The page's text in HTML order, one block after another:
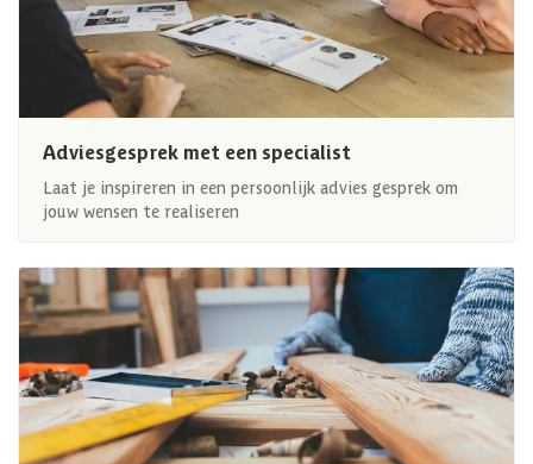
Adviesgesprek met een specialist
Laat je inspireren in een persoonlijk advies gesprek om
jouw wensen te realiseren